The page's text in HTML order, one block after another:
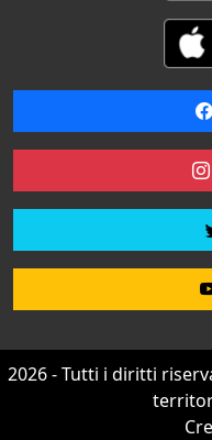
2026 - Tutti i diritti